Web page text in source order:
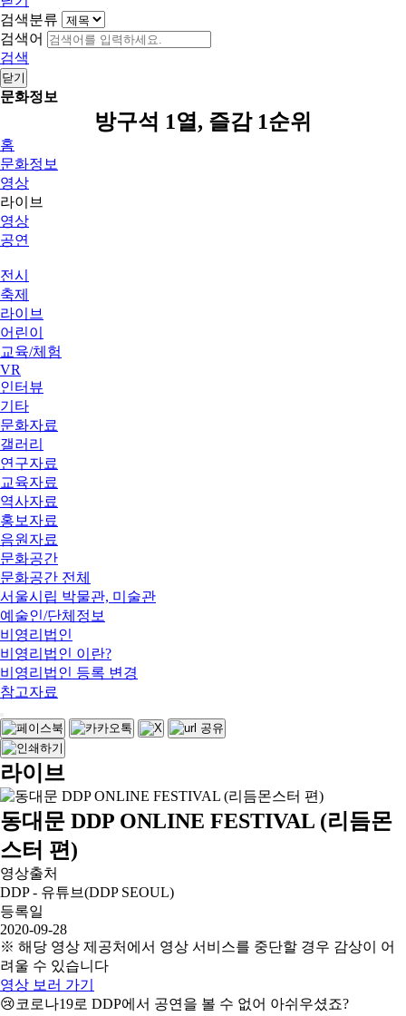
검색분류
검색어
검색
닫기
문화정보
방구석 1열, 즐감 1순위
홈
문화정보
영상
라이브
영상
공연
전시
축제
라이브
어린이
교육/체험
VR
인터뷰
기타
문화자료
갤러리
연구자료
교육자료
역사자료
홍보자료
음원자료
문화공간
문화공간 전체
서울시립 박물관, 미술관
예술인/단체정보
비영리법인
비영리법인 이란?
비영리법인 등록 변경
참고자료
라이브
동대문 DDP ONLINE FESTIVAL (리듬몬
스터 편)
영상출처
DDP - 유튜브(DDP SEOUL)
등록일
2020-09-28
※ 해당 영상 제공처에서 영상 서비스를 중단할 경우 감상이 어
려울 수 있습니다
영상 보러 가기
😢코로나19로 DDP에서 공연을 볼 수 없어 아쉬우셨죠?